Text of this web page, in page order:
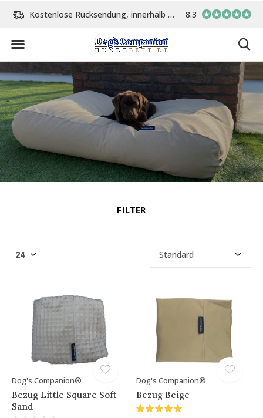
Kostenlose Rücksendung, innerhalb 14 Tage Vor 15:00 Uhr bestellt,
8.3
FILTER
Dog's Companion®
Bezug Little Square Soft
Sand
Dog's Companion®
Bezug Beige